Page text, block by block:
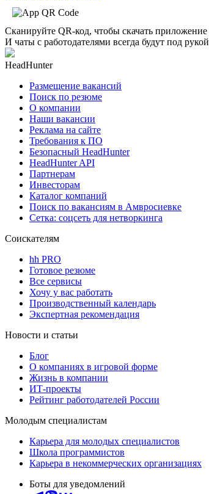
Сканируйте QR-код, чтобы скачать приложение
И чаты с работодателями всегда будут под рукой
HeadHunter
Размещение вакансий
Поиск по резюме
О компании
Наши вакансии
Реклама на сайте
Требования к ПО
Безопасный HeadHunter
HeadHunter API
Партнерам
Инвесторам
Каталог компаний
Поиск по вакансиям в Амвросиевке
Сетка: соцсеть для нетворкинга
Соискателям
hh PRO
Готовое резюме
Все сервисы
Хочу у вас работать
Производственный календарь
Экспертная рекомендация
Новости и статьи
Блог
О компаниях в игровой форме
Жизнь в компании
ИТ-проекты
Рейтинг работодателей России
Молодым специалистам
Карьера для молодых специалистов
Школа программистов
Карьера в некоммерческих организациях
Боты для уведомлений